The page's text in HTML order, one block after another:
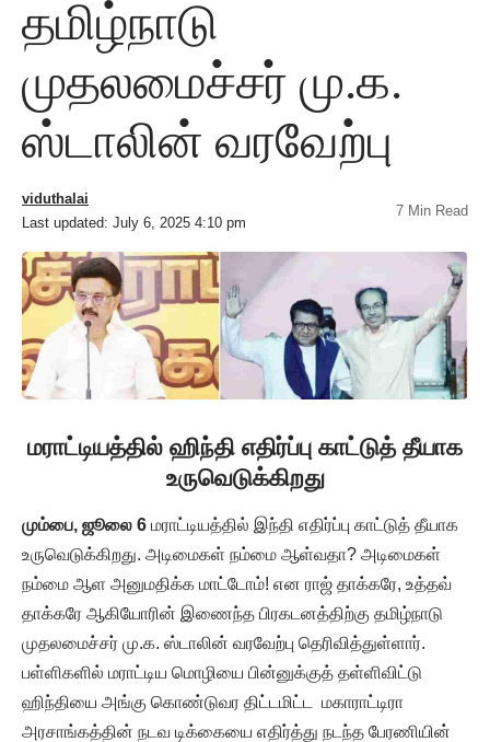
தமிழ்நாடு
முதலமைச்சர் மு.க.
ஸ்டாலின் வரவேற்பு
Last updated: July 6, 2025 4:10 pm
viduthalai
7 Min Read
மராட்டியத்தில் ஹிந்தி எதிர்ப்பு காட்டுத் தீயாக
உருவெடுக்கிறது
மும்பை, ஜூலை 6 மராட்டியத்தில் இந்தி எதிர்ப்பு காட்டுத் தீயாக
உருவெடுக்கிறது. அடிமைகள் நம்மை ஆள்வதா? அடிமைகள்
நம்மை ஆள அனுமதிக்க மாட்டோம்! என ராஜ் தாக்கரே, உத்தவ்
தாக்கரே ஆகியோரின் இணைந்த பிரகடனத்திற்கு தமிழ்நாடு
முதலமைச்சர் மு.க. ஸ்டாலின் வரவேற்பு தெரிவித்துள்ளார்.
பள்ளிகளில் மராட்டிய மொழியை பின்னுக்குத் தள்ளிவிட்டு
ஹிந்தியை அங்கு கொண்டுவர திட்டமிட்ட மகாராட்டிரா
அரசாங்கத்தின் நடவ டிக்கையை எதிர்த்து நடந்த பேரணியின்